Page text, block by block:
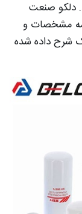
دلکو صنعت
مشخصات و
شرح داده شده